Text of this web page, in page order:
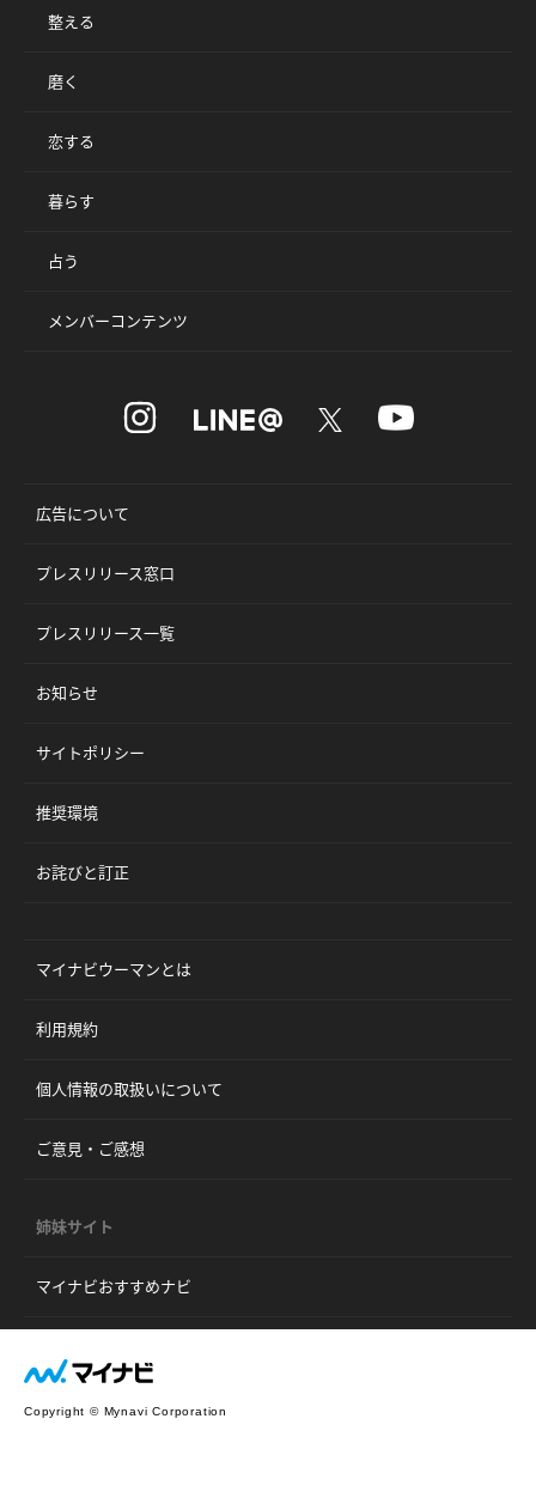
整える
磨く
恋する
暮らす
占う
メンバーコンテンツ
広告について
プレスリリース窓口
プレスリリース一覧
お知らせ
サイトポリシー
推奨環境
お詫びと訂正
マイナビウーマンとは
利用規約
個人情報の取扱いについて
ご意見・ご感想
姉妹サイト
マイナビおすすめナビ
Copyright © Mynavi Corporation